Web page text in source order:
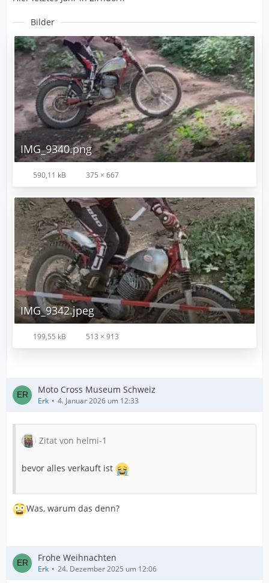
Bilder
IMG_9340.png
590,11 kB 375 × 667
IMG_9342.jpeg
199,55 kB 513 × 913
Moto Cross Museum Schweiz
Erk 4. Januar 2026 um 12:33
Zitat von helmi-1
bevor alles verkauft ist
Was, warum das denn?
Frohe Weihnachten
Erk 24. Dezember 2025 um 12:06